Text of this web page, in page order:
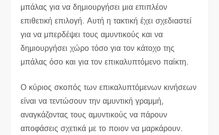
μπάλας για να δημιουργήσει μια επιπλέον
επιθετική επιλογή. Αυτή η τακτική έχει σχεδιαστεί
για να μπερδέψει τους αμυντικούς και να
δημιουργήσει χώρο τόσο για τον κάτοχο της
μπάλας όσο και για τον επικαλυπτόμενο παίκτη.
Ο κύριος σκοπός των επικαλυπτόμενων κινήσεων
είναι να τεντώσουν την αμυντική γραμμή,
αναγκάζοντας τους αμυντικούς να πάρουν
αποφάσεις σχετικά με το ποιον να μαρκάρουν.